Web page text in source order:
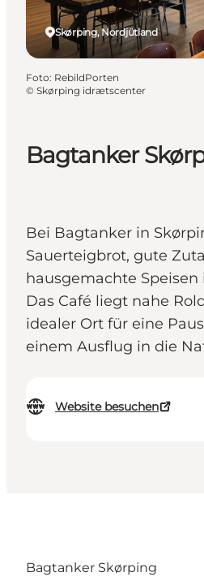
Bagtanker
Bei Bagtanker in
Sauerteigbrot, gute
hausgemachte
Das Café liegt nahe
idealer Ort für eine
einem Ausflug in die
Website besuchen
Skørping, Nordjütland
Foto: RebildPorten
© Skørping idrætscenter
Bagtanker Skørping